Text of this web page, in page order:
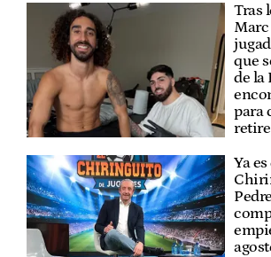
Tras
que
de la
para
retire
Ya